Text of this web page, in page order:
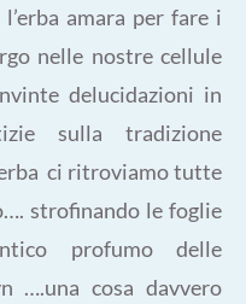
amara per fare i
nelle nostre cellule
delucidazioni in
sulla tradizione
erba ci ritroviamo tutte
strofinando le foglie
profumo delle
….una cosa davvero